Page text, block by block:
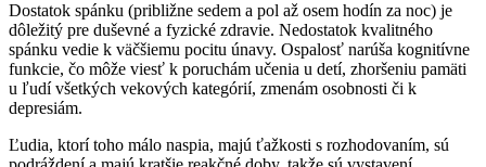
Dostatok spánku (približne sedem a pol až osem hodín za noc) je
dôležitý pre duševné a fyzické zdravie. Nedostatok kvalitného
spánku vedie k väčšiemu pocitu únavy. Ospalosť narúša kognitívne
funkcie, čo môže viesť k poruchám učenia u detí, zhoršeniu pamäti
u ľudí všetkých vekových kategórií, zmenám osobnosti či k
depresiám.
Ľudia, ktorí toho málo naspia, majú ťažkosti s rozhodovaním, sú